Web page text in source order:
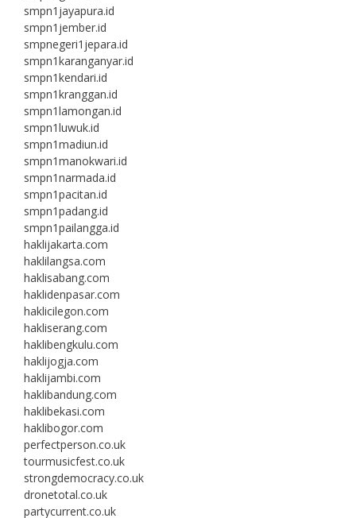
smpn1jayapura.id
smpn1jember.id
smpnegeri1jepara.id
smpn1karanganyar.id
smpn1kendari.id
smpn1kranggan.id
smpn1lamongan.id
smpn1luwuk.id
smpn1madiun.id
smpn1manokwari.id
smpn1narmada.id
smpn1pacitan.id
smpn1padang.id
smpn1pailangga.id
haklijakarta.com
haklilangsa.com
haklisabang.com
haklidenpasar.com
haklicilegon.com
hakliserang.com
haklibengkulu.com
haklijogja.com
haklijambi.com
haklibandung.com
haklibekasi.com
haklibogor.com
perfectperson.co.uk
tourmusicfest.co.uk
strongdemocracy.co.uk
dronetotal.co.uk
partycurrent.co.uk